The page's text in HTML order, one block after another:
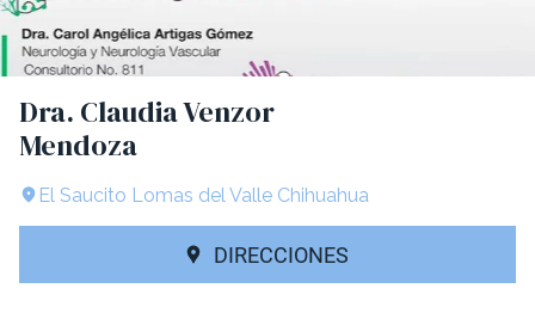
Dra. Claudia Venzor
Mendoza
El Saucito Lomas del Valle Chihuahua
DIRECCIONES